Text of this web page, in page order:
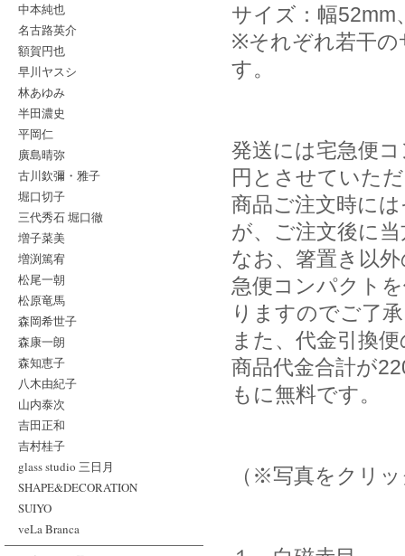
中本純也
名古路英介
額賀円也
早川ヤスシ
林あゆみ
半田濃史
平岡仁
廣島晴弥
古川欽彌・雅子
堀口切子
三代秀石 堀口徹
増子菜美
増渕篤宥
松尾一朝
松原竜馬
森岡希世子
森康一朗
森知恵子
八木由紀子
山内泰次
吉田正和
吉村桂子
glass studio 三日月
SHAPE&DECORATION
SUIYO
veLa Branca
サイズ：幅52mm
※それぞれ若干の
す。
発送には宅急便
円とさせていた
商品ご注文時に
が、ご注文後に
なお、箸置き以
急便コンパクト
りますのでご了
また、代金引換
商品代金合計が
もに無料です。
（※写真をクリ